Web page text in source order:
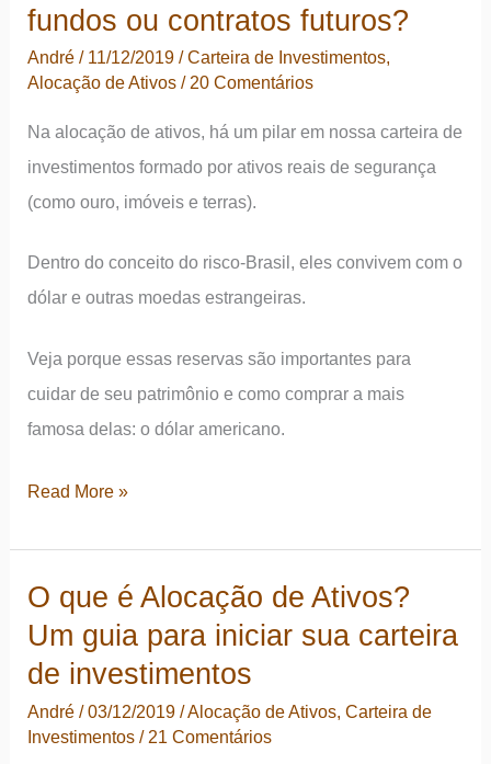
de
investimentos?
Avalie
fundos ou contratos futuros?
André/ 11/12/2019/Carteira de Investimentos,
Alocação de Ativos / 20 Comentários
Na alocação de ativos, há um pilar em nossa carteira de
investimentos formado por ativos reais de segurança
(como ouro, imóveis e terras).
Dentro do conceito do risco-Brasil, eles convivem com o
dólar e outras moedas estrangeiras.
Veja porque essas reservas são importantes para
cuidar de seu patrimônio e como comprar a mais
famosa delas: o dólar americano.
Como
para
sua
carteira
de
investimentos:
Read More »
O que é Alocação de Ativos?
Um guia para iniciar sua carteira
de investimentos
André/03/12/2019/Alocação de Ativos ,Carteira de
Investimentos / 21 Comentários